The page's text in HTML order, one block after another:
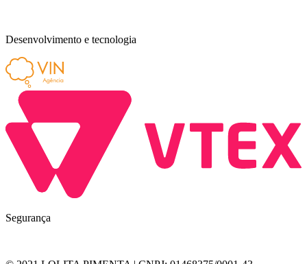
Desenvolvimento e tecnologia
Segurança